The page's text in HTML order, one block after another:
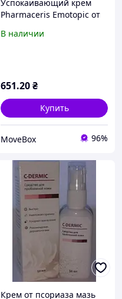
Успокаивающий крем
Pharmaceris Emotopic от
75 мл (5900717692015)
В наличии
651.20₴
Купить
MoveBox 96%
Крем от псориаза мазь